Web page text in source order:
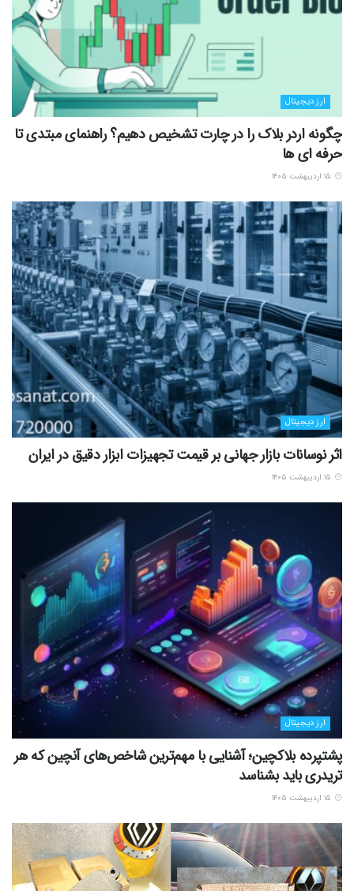
ارز دیجیتال
چگونه اردر بلاک را در چارت تشخیص دهیم؟ راهنمای مبتدی تا
حرفه ای ها
ارز دیجیتال
اثر نوسانات بازار جهانی بر قیمت تجهیزات ابزار دقیق در ایران
ارز دیجیتال
پشتپرده بلاکچین؛ آشنایی با مهم‌ترین شاخص‌های آنچین که هر
تریدری باید بشناسد